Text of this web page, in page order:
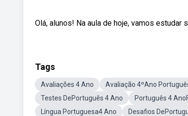
Olá, alunos! Na aula de hoje, vamos estudar
Tags
Avaliações 4 Ano Avaliação 4ºAno
Testes DePortuguês 4 Ano
Português 4
Língua Portuguesa4 Ano
Desafios